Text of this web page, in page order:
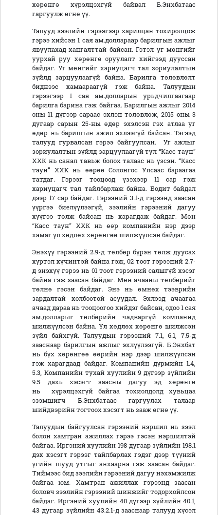
хөрөнгө хүрэлцэхгүй байвал Б.Энхбатаас
гаргуулж өгнө үү.
Талууд зээлийн гэрээгээр харилцан тохиролцож
гэрээ хийсэн 1 сая ам.доллараар барилгын ажлыг
явуулахад хангалттай байсан. Гэтэл уг мөнгийг
уурхай руу хөрөнгө оруулалт хийгээд дууссан
байдаг. Уг мөнгийг хариуцагч тал зориулалтын
зүйлд зарцуулаагүй байна. Барилга төлөвлөлт
биднээс хамаараагүй гэж байна. Талуудын
гэрээгээр 1 сая ам.долларын урьдчилгаагаар
барилга барина гэж байгаа. Барилгын ажлыг 2014
оны 11 дүгээр сараас эхлэн төлөвлөж, 2015 оны 3
дугаар сарын 25-ны өдөр эхэлсэн гэх атлаа уг
өдөр нь барилгын ажил эхлээгүй байсан. Тэгээд
талууд гурвалсан гэрээ байгуулсан. Уг ажлыг
зориулалтын зүйлд зарцуулаагүй тул “Касс таун”
ХХК нь санал тавьж болох талаас нь үзсэн. “Касс
таун” ХХК нь өөрөө Солонгос Улсаас бараагаа
татдаг. Гэрээг тооцоод үзэхээр 11 сар гэж
хариуцагч тал тайлбарлаж байна. Бодит байдал
дээр 17 сар байдаг. Гэрээний 3.1-д гэрээнд заасан
үүргээ биелүүлээгүй, зээлийн гэрээний дагуу
хүүгээ төлж байсан нь харагдаж байдаг. Мөн
“Касс таун” ХХК нь өөр компанийн нэр дээр
хамаг үл хөдлөх хөрөнгөө шилжүүлсэн байдаг.
Энэхүү гэрээний 2.9-д төлбөр бүрэн төлж дуусах
хүртэл хүчинтэй байна гэж, 02 тоот гэрээний 2.7-
д энэхүү гэрээ нь 01 тоот гэрээний салшгүй хэсэг
байна гэж заасан байдаг. Мөн ачааны төлбөрийг
төлнө гэсэн байдаг. Энэ нь өмнөх тээврийн
зардалтай холбоотой асуудал. Эхлээд ачаагаа
ачаад дараа нь тооцоогоо хийдэг байсан, одоо 1 сая
ам.долларыг төлбөрийн чадваргүй компанид
шилжүүлсэн байна. Үл хөдлөх хөрөнгө шилжсэн
зүйл байхгүй. Талуудын гэрээний 7.1, 6.1, 7.5-д
зааснаар барилгын ажлыг эхлүүлээгүй. Б.Энхбат
нь бүх хөрөнгөө өөрийн нэр дээр шилжүүлсэн
гэж харагдаад байдаг. Компанийн дүрмийн 1.4,
5.3, Компанийн тухай хуулийн 9 дүгээр зүйлийн
9.5 дахь хэсэгт заасны дагуу эд хөрөнгө
нь хүрэлцэхгүй байгаа тохиолдолд хувьцаа
эзэмшигч Б.Энхбатаас гаргуулах талаар
шийдвэрийн тогтоох хэсэгт нь зааж өгнө үү.
Талуудын байгуулсан гэрээний нэршил нь зээл
болон хамтран ажиллах гэрээ гэсэн нэршилтэй
байгаа. Иргэний хуулийн 198 дугаар зүйлийн 198.1
дэх хэсэгт гэрээг тайлбарлах гэдэг дээр түүний
үгийн шууд утгыг анхаарна гэж заасан байдаг.
Тиймээс бид зээлийн гэрээний дагуу нэхэмжилж
байгаа юм. Хамтран ажиллах гэрээнд заасан
боловч зээлийн гэрээний шинжийг тодорхойлсон
байдаг. Иргэний хуулийн 40 дүгээр зүйлийн 40.1,
43 дугаар зүйлийн 43.2.1-д зааснаар талууд хүсэл